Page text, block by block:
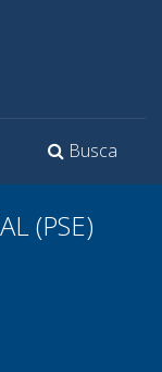
Toggle
Busca
(PSE)